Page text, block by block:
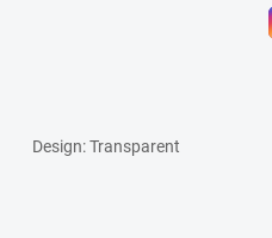
Design: Transparent